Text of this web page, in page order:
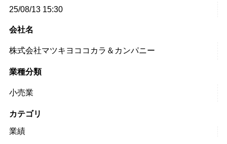
25/08/13 15:30
会社名
株式会社マツキヨココカラ＆カンパニー
業種分類
小売業
カテゴリ
業績